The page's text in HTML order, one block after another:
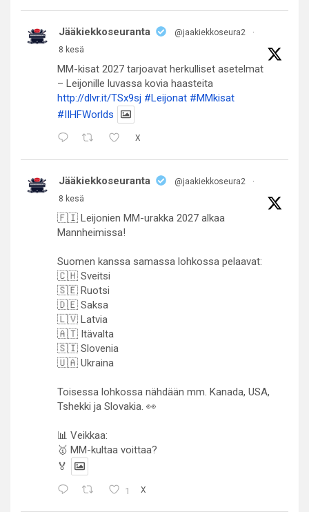
Jääkiekkoseuranta @jaakiekkoseura2
·
8 kesä
MM-kisat 2027 tarjoavat herkulliset asetelmat
– Leijonille luvassa kovia haasteita
http://dlvr.it/TSx9sj #Leijonat #MMkisat
#IIHFWorlds
X
Jääkiekkoseuranta @jaakiekkoseura2
·
8 kesä
🇫🇮 Leijonien MM-urakka 2027 alkaa
Mannheimissa!
Suomen kanssa samassa lohkossa pelaavat:
🇨🇭 Sveitsi
🇸🇪 Ruotsi
🇩🇪 Saksa
🇱🇻 Latvia
🇦🇹 Itävalta
🇸🇮 Slovenia
🇺🇦 Ukraina
Toisessa lohkossa nähdään mm. Kanada, USA,
Tshekki ja Slovakia. 👀
📊 Veikkaa:
🥇 MM-kultaa voittaa?
🏅
1 X